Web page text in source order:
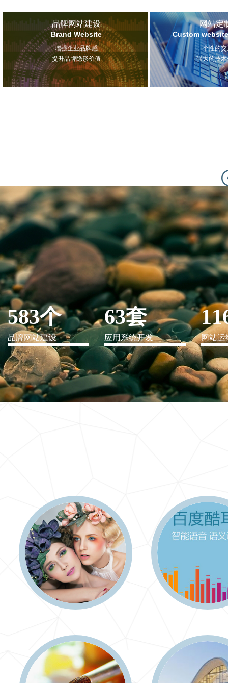
品牌网站建设
Brand Website
增强企业品牌感
提升品牌隐形价值
网站定
Custom
个性的
强大的技
IT行业解决方案
信息爆炸时代，信息传递是否做到更新、更全、更
快
583个
品牌网站建设
63套
应用系统开发 网站运